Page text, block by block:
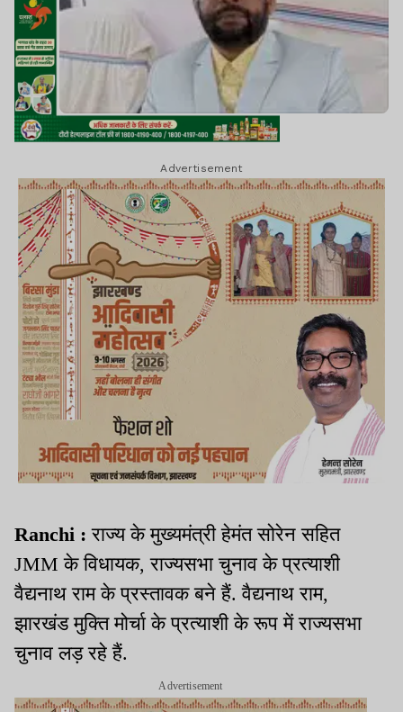
Advertisement
Ranchi :राज्य के मुख्यमंत्री हेमंत सोरेन सहित
JMM के विधायक, राज्यसभा चुनाव के प्रत्याशी
वैद्यनाथ राम के प्रस्तावक बने हैं. वैद्यनाथ राम,
झारखंड मुक्ति मोर्चा के प्रत्याशी के रूप में राज्यसभा
चुनाव लड़ रहे हैं.
Advertisement